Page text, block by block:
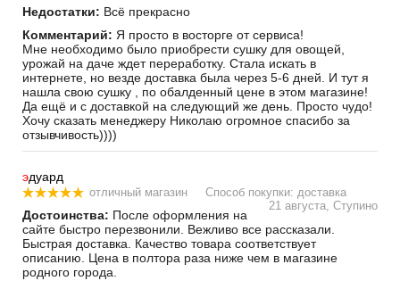
Недостатки: Всё прекрасно
Комментарий: Я просто в восторге от сервиса!
Мне необходимо было приобрести сушку для овощей,
урожай на даче ждет переработку. Стала искать в
интернете, но везде доставка была через 5-6 дней. И тут я
нашла свою сушку , по обалденный цене в этом магазине!
Да ещё и с доставкой на следующий же день. Просто чудо!
Хочу сказать менеджеру Николаю огромное спасибо за
отзывчивость))))
эдуард
отличный магазин
Способ покупки: доставка
21 августа, Ступино
Достоинства: После оформления на
сайте быстро перезвонили. Вежливо все рассказали.
Быстрая доставка. Качество товара соответствует
описанию. Цена в полтора раза ниже чем в магазине
родного города.